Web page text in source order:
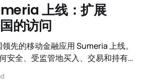
上线：扩展
的访问
先的移动金融应用 Sumeria 上线。
安全、受监管地买入、交易和持有